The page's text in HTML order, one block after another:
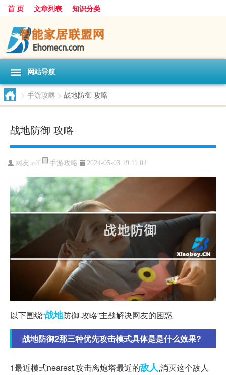
首 页 文章列表 知识分类
网站导航
> 手游攻略 > 战地防御 攻略
战地防御 攻略
网友:zdf 手游攻略 2024-05-03 19:11:04
以下围绕“战地防御 攻略”主题解决网友的困惑
战地防御2那三种优先攻击模式具体是是什么效果?
1最近模式nearest,攻击离炮塔最近的敌人,消灭这个敌人